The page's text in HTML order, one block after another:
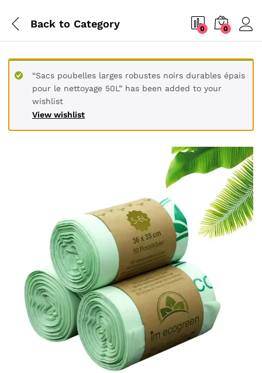
Back to Category 0 0
View wishlist
“Sacs poubelles larges robustes noirs durables épais
pour le nettoyage 50L” has been added to your
wishlist